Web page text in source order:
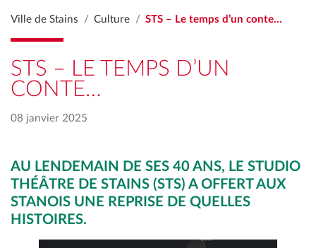
Ville de Stains Culture STS – Le temps d’un conte…
STS – LE TEMPS D’UN
CONTE…
08 janvier 2025
AU LENDEMAIN DE SES 40 ANS, LE STUDIO
THÉÂTRE DE STAINS (STS) A OFFERT AUX
STANOIS UNE REPRISE DE QUELLES
HISTOIRES.